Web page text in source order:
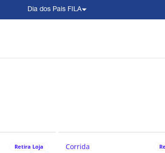
Dia dos Pais FILA
Retira Loja Corrida